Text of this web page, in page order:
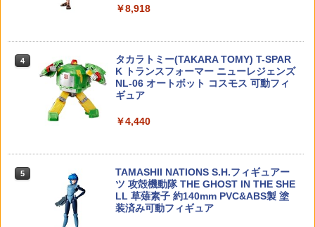
1/72 『ゾイド -ZOIDS-』 EPZ-003 グレ
￥6,936
ン レイダー シュガーグレイズ 【KP86
2026年11月予約 ガチャ【めじるしじゅ
￥2,300
素体 豊満体型 サマーホーム版 VCD-03-1
￥15,590
SUREFIRE シュアファイア SF123A 純
正 リチウム バッテリー 電池 3v 正規品 /
2個 | フラッシュライト ウエポンライト
ウェポンライト タクティカルライト用バ
【エントリー最大10倍＆3％クーポン】
WARHEAD製 天然由来成分PLA配合 B
B弾 0.28g 約2400発 高精度 高真球 【あ
タカラトミー パウ・パトロール ダイキ
ャストビークル ケント ダッシュバギー
￥616
￥8,918
4
タカラトミー(TAKARA TOMY) T-SPAR
K トランスフォーマー ニューレジェンズ
NL-06 オートボット コスモス 可動フィ
ギュア
￥4,440
5
TAMASHII NATIONS S.H.フィギュアー
ツ 攻殻機動隊 THE GHOST IN THE SHE
LL 草薙素子 約140mm PVC&ABS製 塗
装済み可動フィギュア